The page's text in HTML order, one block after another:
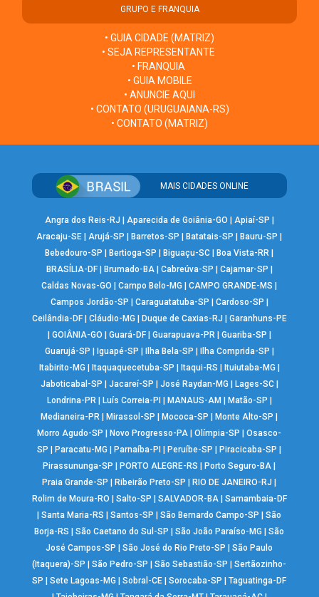
GRUPO E FRANQUIA
• GUIA CIDADE (MATRIZ)
• SEJA REPRESENTANTE
• FRANQUIA
• GUIA MOBILE
• ANUNCIE AQUI
• CONTATO (URUGUAIANA-RS)
• CONTATO (MATRIZ)
MAIS CIDADES ONLINE
Angra dos Reis-RJ Aparecida de Goiânia-GO Apiaí-SP
Aracaju-SE |Arujá-SP Barretos-SP Batatais-SP Bauru-SP
Bebedouro-SP
Bertioga-SP Biguaçu-SC Boa Vista-RR
BRASÍLIA-DF| Brumado-BA| Cabreúva-SP Cajamar-SP
Caldas Novas-GO
|Campo Belo-MG |CAMPO GRANDE-MS
Campos Jordão-SP
Caraguatatuba-SP Cardoso-SP
Ceilândia-DF| Cláudio-MG Duque de Caxias-RJ
Garanhuns-PE
GOIÂNIA-GO Guará-DF| Guarapuava-PR| Guariba-SP
Guarujá-SP
Iguapé-SP Ilha Bela-SP Ilha Comprida-SP
Itabirito-MG
Itaquaquecetuba-SP Itaqui-RS Ituiutaba-MG
Jaboticabal-SP
Jacareí-SP José Raydan-MG Lages-SC|
Londrina-PR| Luís Correia-PI MANAUS-AM Matão-SP
Medianeira-PR
Mirassol-SP Mococa-SP Monte Alto-SP
Morro Agudo-SP
Novo Progresso-PA |Olímpia-SP |Osasco-
SP
Paracatu-MG Parnaíba-PI Peruíbe-SP Piracicaba-SP
Pirassununga-SP
PORTO ALEGRE-RS Porto Seguro-BA
Praia Grande-SP
Ribeirão Preto-SP RIO DE JANEIRO-RJ
Rolim de Moura-RO
Salto-SP SALVADOR-BA| Samambaia-DF
|Santa Maria-RS |Santos-SP |São Bernardo Campo-SP |São
Borja-RS
|São Caetano do Sul-SP |São João Paraíso-MG |São
José Campos-SP
|São José do Rio Preto-SP |São Paulo
(Itaquera)-SP
|São Pedro-SP |São Sebastião-SP |Sertãozinho-
SP
|Sete Lagoas-MG |Sobral-CE |Sorocaba-SP |Taguatinga-DF